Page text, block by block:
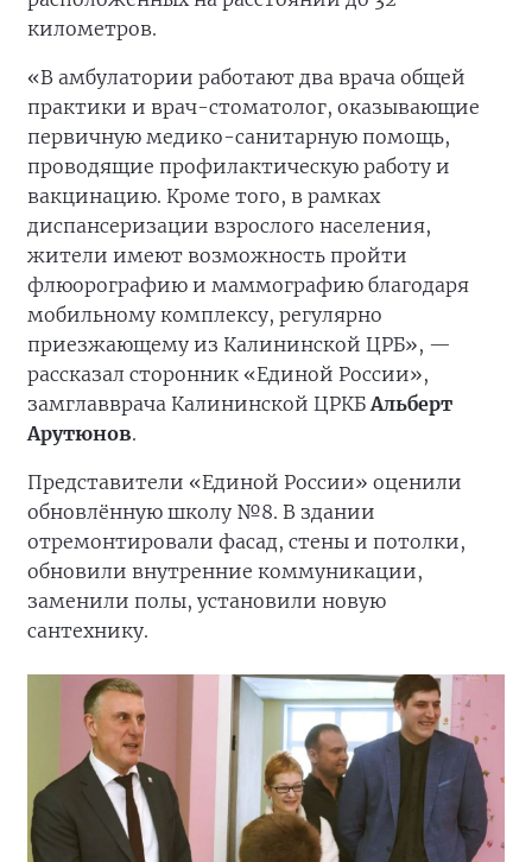
километров.
«В амбулатории работают два врача общей
практики и врач-стоматолог, оказывающие
первичную медико-санитарную помощь,
проводящие профилактическую работу и
вакцинацию. Кроме того, в рамках
диспансеризации взрослого населения,
жители имеют возможность пройти
флюорографию и маммографию благодаря
мобильному комплексу, регулярно
приезжающему из Калининской ЦРБ», —
рассказал сторонник «Единой России»,
замглавврача Калининской ЦРКБ Альберт
Арутюнов.
Представители «Единой России» оценили
обновлённую школу №8. В здании
отремонтировали фасад, стены и потолки,
обновили внутренние коммуникации,
заменили полы, установили новую
сантехнику.